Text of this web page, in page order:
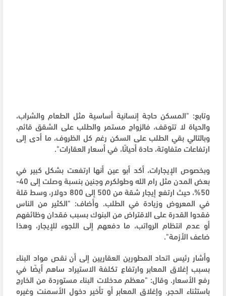
وتابع: "المسكن حاجة إنسانية أساسية مثل الطعام والشراب،
والحياة لا تتوقف، فالزواج مستمر والطلب على الشقق قائم،
وبالتالي بقي الطلب على السكن رغم كل الظروف، ما أدى إلى
ارتفاعات متفاوتة، حادة أحيانًا، في أسعار العقارات".
وبخصوص الإيجارات، أكد أبو عين أنها ارتفعت بشكل كبير في
بعض المدن مثل رام الله وطولكرم وجنين بنسبة وصلت إلى 40-
50%، حيث ارتفع إيجار شقة من 500 إلى 800 دولار، وسط قلة
في المعروض وزيادة في الطلب. وأضاف: "الكثير من الناس
فقدوا القدرة على الاقتراض من البنوك بسبب فقدان وظائفهم
أو عدم انتظام الرواتب، ما دفعهم إلى اللجوء للإيجار، وهذا
ضاعف الأزمة".
وأشار رئيس اتحاد المطورين العقاريين إلى أن نقص مواد البناء
بسبب إغلاق المعابر وارتفاع تكلفة الاستيراد ساهم أيضًا في
رفع الأسعار. وقال: "معظم مدخلات البناء مستوردة من الخارج
باستثناء الحجر، وإغلاق المعابر أو تأخير دخول الأسمنت وغيره